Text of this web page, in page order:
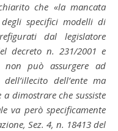
che «la mancata
degli specifici modelli di
dal legislatore
decreto n. 231/2001 e
può assurgere ad
dell’ente ma
dimostrare che sussiste
va però specificamente
Sez. 4, n. 18413 del